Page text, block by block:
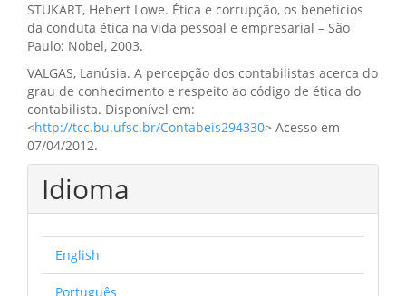
STUKART, Hebert Lowe. Ética e corrupção, os benefícios
da conduta ética na vida pessoal e empresarial – São
Paulo: Nobel, 2003.
VALGAS, Lanúsia. A percepção dos contabilistas acerca do
grau de conhecimento e respeito ao código de ética do
contabilista. Disponível em:
<http://tcc.bu.ufsc.br/Contabeis294330> Acesso em
07/04/2012.
Idioma
English
Português